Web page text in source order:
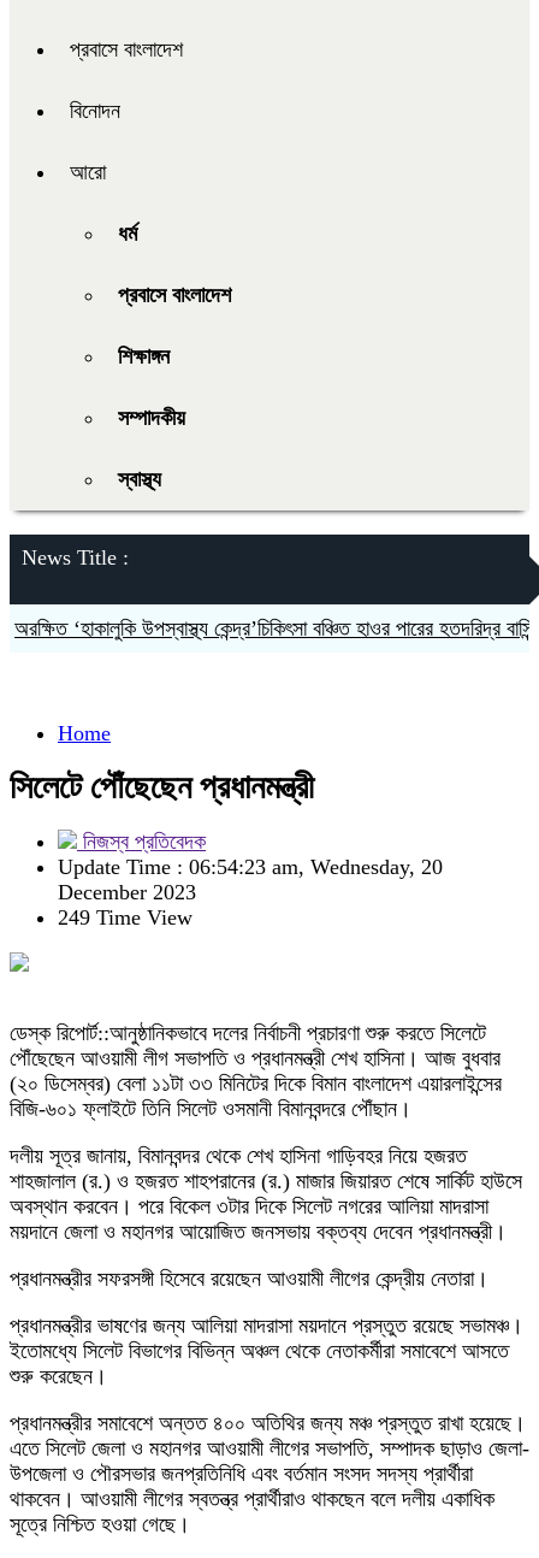
প্রবাসে বাংলাদেশ
বিনোদন
আরো
ধর্ম
প্রবাসে বাংলাদেশ
শিক্ষাঙ্গন
সম্পাদকীয়
স্বাস্থ্য
News Title :
‘হাকালুকি উপস্বাস্থ্য কেন্দ্র’চিকিৎসা বঞ্চিত হাওর পারের হতদরিদ্র বাসিন্দারা
Home
সিলেটে পৌঁছেছেন প্রধানমন্ত্রী
নিজস্ব প্রতিবেদক
Update Time : 06:54:23 am, Wednesday, 20
December 2023
249 Time View
ডেস্ক রিপোর্ট::আনুষ্ঠানিকভাবে দলের নির্বাচনী প্রচারণা শুরু করতে সিলেটে
পৌঁছেছেন আওয়ামী লীগ সভাপতি ও প্রধানমন্ত্রী শেখ হাসিনা। আজ বুধবার
(২০ ডিসেম্বর) বেলা ১১টা ৩৩ মিনিটের দিকে বিমান বাংলাদেশ এয়ারলাইন্সের
বিজি-৬০১ ফ্লাইটে তিনি সিলেট ওসমানী বিমানবন্দরে পৌঁছান।
দলীয় সূত্র জানায়, বিমানবন্দর থেকে শেখ হাসিনা গাড়িবহর নিয়ে হজরত
শাহজালাল (র.) ও হজরত শাহপরানের (র.) মাজার জিয়ারত শেষে সার্কিট হাউসে
অবস্থান করবেন। পরে বিকেল ৩টার দিকে সিলেট নগরের আলিয়া মাদরাসা
ময়দানে জেলা ও মহানগর আয়োজিত জনসভায় বক্তব্য দেবেন প্রধানমন্ত্রী।
প্রধানমন্ত্রীর সফরসঙ্গী হিসেবে রয়েছেন আওয়ামী লীগের কেন্দ্রীয় নেতারা।
প্রধানমন্ত্রীর ভাষণের জন্য আলিয়া মাদরাসা ময়দানে প্রস্তুত রয়েছে সভামঞ্চ।
ইতোমধ্যে সিলেট বিভাগের বিভিন্ন অঞ্চল থেকে নেতাকর্মীরা সমাবেশে আসতে
শুরু করেছেন।
প্রধানমন্ত্রীর সমাবেশে অন্তত ৪০০ অতিথির জন্য মঞ্চ প্রস্তুত রাখা হয়েছে।
এতে সিলেট জেলা ও মহানগর আওয়ামী লীগের সভাপতি, সম্পাদক ছাড়াও জেলা-
উপজেলা ও পৌরসভার জনপ্রতিনিধি এবং বর্তমান সংসদ সদস্য প্রার্থীরা
থাকবেন। আওয়ামী লীগের স্বতন্ত্র প্রার্থীরাও থাকছেন বলে দলীয় একাধিক
সূত্রে নিশ্চিত হওয়া গেছে।